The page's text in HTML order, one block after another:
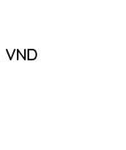
VND